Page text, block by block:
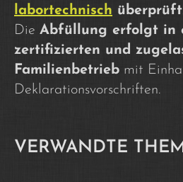
labortechnisch überprüft
Die Abfüllung erfolgt in
zertifizierten und
Familienbetrieb mit
Deklarationsvorschriften.
VERWANDTE